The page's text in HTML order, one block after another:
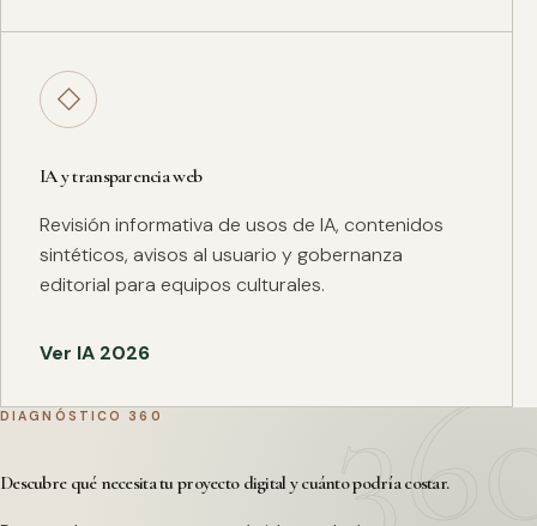
◇
IA y transparencia web
Revisión informativa de usos de IA, contenidos
sintéticos, avisos al usuario y gobernanza
editorial para equipos culturales.
Ver IA 2026
DIAGNÓSTICO 360
Descubre qué necesita tu proyecto digital y cuánto podría costar.